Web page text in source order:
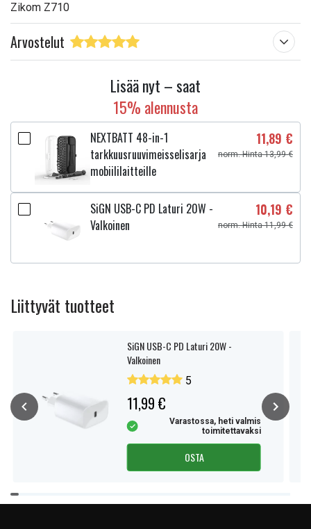
Zikom Z710
Arvostelut
Lisää nyt – saat
15% alennusta
NEXTBATT 48-in-1
tarkkuusruuvimeisselisarja
mobiililaitteille
11,89 €
norm. Hinta 13,99 €
SiGN USB-C PD Laturi 20W -
Valkoinen
10,19 €
norm. Hinta 11,99 €
Liittyvät tuotteet
SiGN USB-C PD Laturi 20W -
Valkoinen
5
11,99 €
Varastossa, heti valmis
toimitettavaksi
OSTA
Item
1